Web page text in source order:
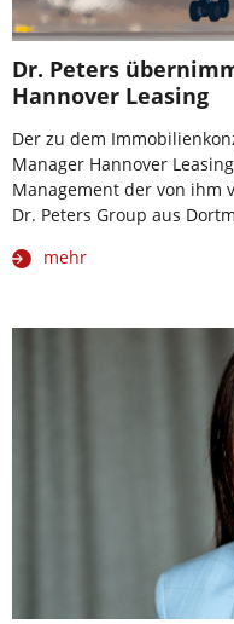
Dr. Peters
Hannover Leasing
Der zu dem
Manager Hannover
Management der von ihm
Dr. Peters Group aus
mehr